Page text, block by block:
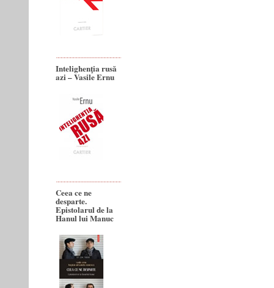
Intelighenţia rusă
azi – Vasile Ernu
Ceea ce ne
desparte.
Epistolarul de la
Hanul lui Manuc